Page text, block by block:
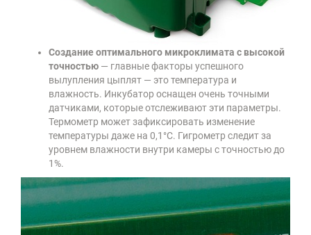
Создание оптимального микроклимата с высокой
точностью — главные факторы успешного
вылупления цыплят — это температура и
влажность. Инкубатор оснащен очень точными
датчиками, которые отслеживают эти параметры.
Термометр может зафиксировать изменение
температуры даже на 0,1°C. Гигрометр следит за
уровнем влажности внутри камеры с точностью до
1%.